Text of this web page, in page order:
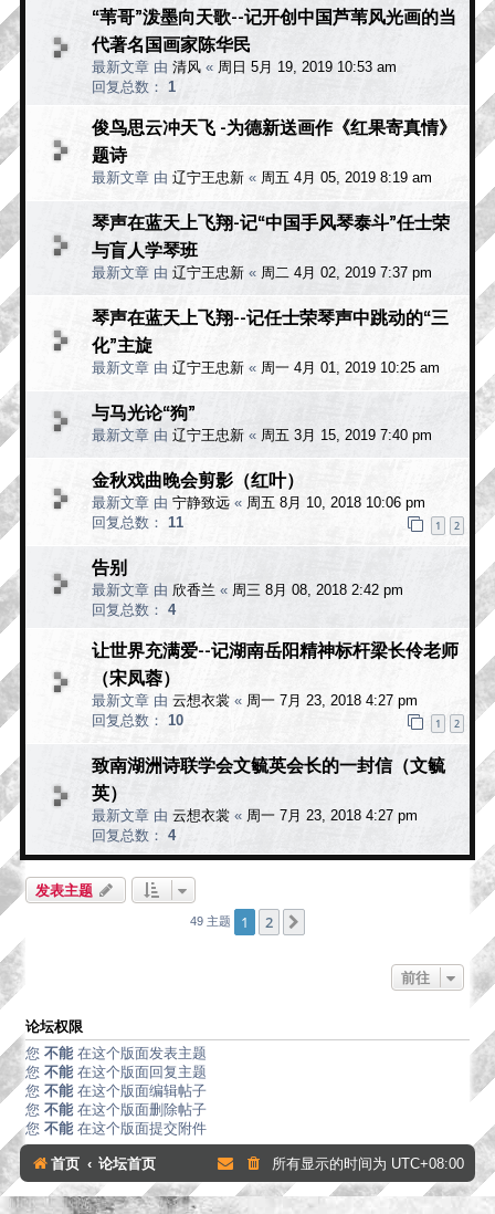
“苇哥”泼墨向天歌--记开创中国芦苇风光画的当
代著名国画家陈华民
最新文章 由 清风 « 周日 5月 19, 2019 10:53 am
回复总数： 1
俊鸟思云冲天飞 -为德新送画作《红果寄真情》
题诗
最新文章 由 辽宁王忠新 « 周五 4月 05, 2019 8:19 am
琴声在蓝天上飞翔-记“中国手风琴泰斗”任士荣
与盲人学琴班
最新文章 由 辽宁王忠新 « 周二 4月 02, 2019 7:37 pm
琴声在蓝天上飞翔--记任士荣琴声中跳动的“三
化”主旋
最新文章 由 辽宁王忠新 « 周一 4月 01, 2019 10:25 am
与马光论“狗”
最新文章 由 辽宁王忠新 « 周五 3月 15, 2019 7:40 pm
金秋戏曲晚会剪影（红叶）
最新文章 由 宁静致远 « 周五 8月 10, 2018 10:06 pm
回复总数： 11 1 2
告别
最新文章 由 欣香兰 « 周三 8月 08, 2018 2:42 pm
回复总数： 4
让世界充满爱--记湖南岳阳精神标杆梁长伶老师
（宋凤蓉）
最新文章 由 云想衣裳 « 周一 7月 23, 2018 4:27 pm
回复总数： 10 1 2
致南湖洲诗联学会文毓英会长的一封信（文毓
英）
最新文章 由 云想衣裳 « 周一 7月 23, 2018 4:27 pm
回复总数： 4
发表主题
49 主题 1 2
前往
论坛权限
您 不能 在这个版面发表主题
您 不能 在这个版面回复主题
您 不能 在这个版面编辑帖子
您 不能 在这个版面删除帖子
您 不能 在这个版面提交附件
首页 论坛首页 所有显示的时间为 UTC+08:00